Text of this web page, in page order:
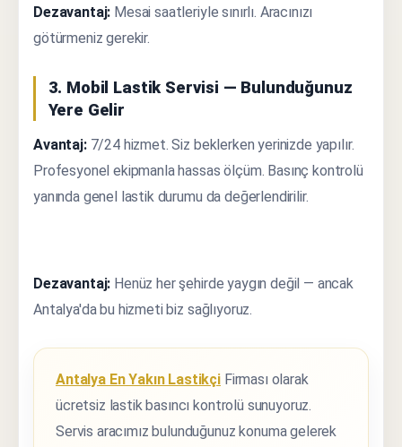
Dezavantaj: Mesai saatleriyle sınırlı. Aracınızı
götürmeniz gerekir.
3. Mobil Lastik Servisi — Bulunduğunuz
Yere Gelir
Avantaj:7/24 hizmet. Siz beklerken yerinizde yapılır.
Profesyonel ekipmanla hassas ölçüm. Basınç kontrolü
yanında genel lastik durumu da değerlendirilir.
Dezavantaj: Henüz her şehirde yaygın değil — ancak
Antalya'da bu hizmeti biz sağlıyoruz.
Antalya En Yakın Lastikçi Firması olarak
ücretsiz lastik basıncı kontrolü sunuyoruz.
Servis aracımız bulunduğunuz konuma gelerek